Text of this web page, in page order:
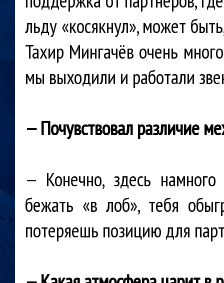
льду «косякнул», может
Тахир Мингачёв очень
мы выходили и работали
— Почувствовал различие
— Конечно, здесь
бежать «в лоб», тебя
потеряешь позицию для